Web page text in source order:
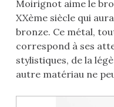
Moirignot aime le
XXème siècle qui
bronze. Ce métal,
correspond à ses
stylistiques, de la
autre matériau ne